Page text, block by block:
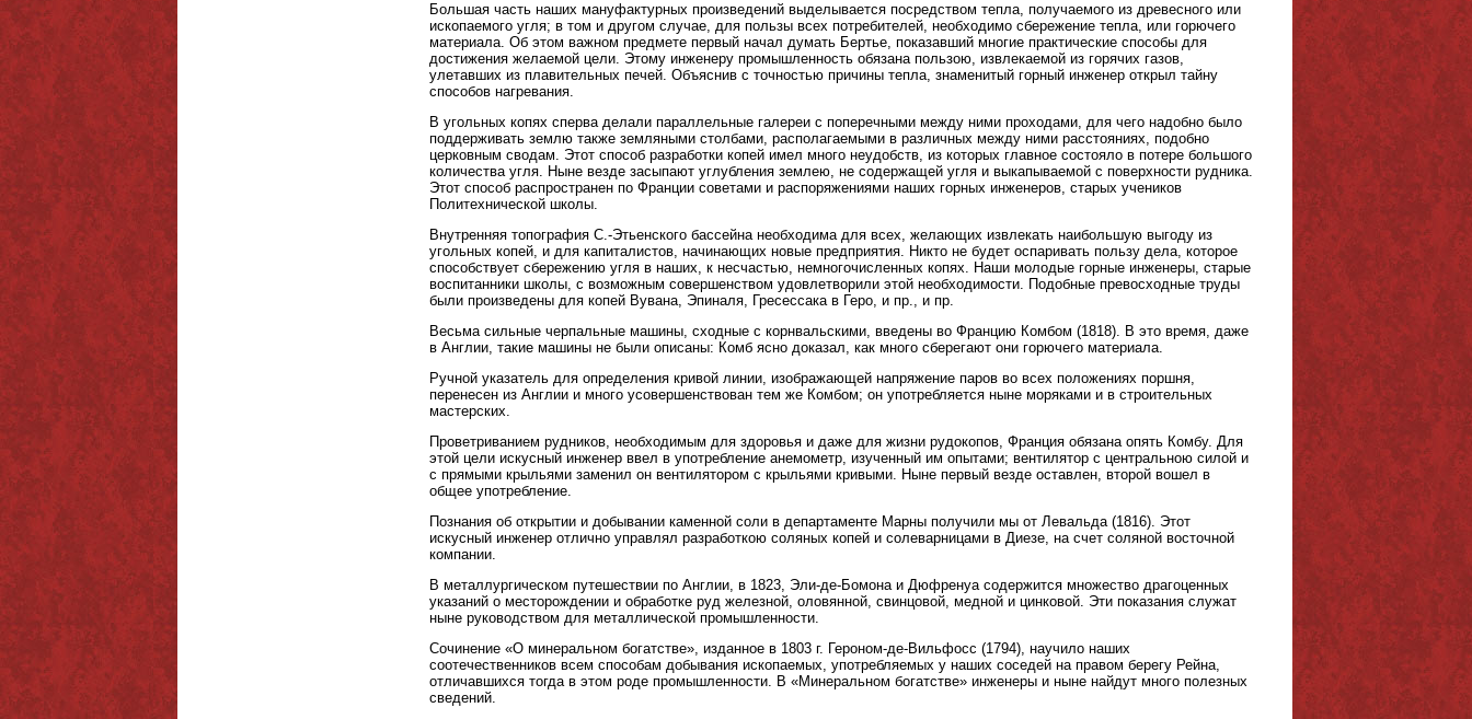
Большая часть наших мануфактурных произведений выделывается посредством тепла, получаемого из древесного или
ископаемого угля; в том и другом случае, для пользы всех потребителей, необходимо сбережение тепла, или горючего
материала. Об этом важном предмете первый начал думать Бертье, показавший многие практические способы для
достижения желаемой цели. Этому инженеру промышленность обязана пользою, извлекаемой из горячих газов,
улетавших из плавительных печей. Объяснив с точностью причины тепла, знаменитый горный инженер открыл тайну
способов нагревания.
В угольных копях сперва делали параллельные галереи с поперечными между ними проходами, для чего надобно было
поддерживать землю также земляными столбами, располагаемыми в различных между ними расстояниях, подобно
церковным сводам. Этот способ разработки копей имел много неудобств, из которых главное состояло в потере большого
количества угля. Ныне везде засыпают углубления землею, не содержащей угля и выкапываемой с поверхности рудника.
Этот способ распространен по Франции советами и распоряжениями наших горных инженеров, старых учеников
Политехнической школы.
Внутренняя топография С.-Этьенского бассейна необходима для всех, желающих извлекать наибольшую выгоду из
угольных копей, и для капиталистов, начинающих новые предприятия. Никто не будет оспаривать пользу дела, которое
способствует сбережению угля в наших, к несчастью, немногочисленных копях. Наши молодые горные инженеры, старые
воспитанники школы, с возможным совершенством удовлетворили этой необходимости. Подобные превосходные труды
были произведены для копей Вувана, Эпиналя, Гресессака в Геро, и пр., и пр.
Весьма сильные черпальные машины, сходные с корнвальскими, введены во Францию Комбом (1818). В это время, даже
в Англии, такие машины не были описаны: Комб ясно доказал, как много сберегают они горючего материала.
Ручной указатель для определения кривой линии, изображающей напряжение паров во всех положениях поршня,
перенесен из Англии и много усовершенствован тем же Комбом; он употребляется ныне моряками и в строительных
мастерских.
Проветриванием рудников, необходимым для здоровья и даже для жизни рудокопов, Франция обязана опять Комбу. Для
этой цели искусный инженер ввел в употребление анемометр, изученный им опытами; вентилятор с центральною силой и
с прямыми крыльями заменил он вентилятором с крыльями кривыми. Ныне первый везде оставлен, второй вошел в
общее употребление.
Познания об открытии и добывании каменной соли в департаменте Марны получили мы от Левальда (1816). Этот
искусный инженер отлично управлял разработкою соляных копей и солеварницами в Диезе, на счет соляной восточной
компании.
В металлургическом путешествии по Англии, в 1823, Эли-де-Бомона и Дюфренуа содержится множество драгоценных
указаний о месторождении и обработке руд железной, оловянной, свинцовой, медной и цинковой. Эти показания служат
ныне руководством для металлической промышленности.
Сочинение «О минеральном богатстве», изданное в 1803 г. Героном-де-Вильфосс (1794), научило наших
соотечественников всем способам добывания ископаемых, употребляемых у наших соседей на правом берегу Рейна,
отличавшихся тогда в этом роде промышленности. В «Минеральном богатстве» инженеры и ныне найдут много полезных
сведений.